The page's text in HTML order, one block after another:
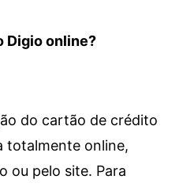
Digio online?
do cartão de crédito
totalmente online,
ou pelo site. Para